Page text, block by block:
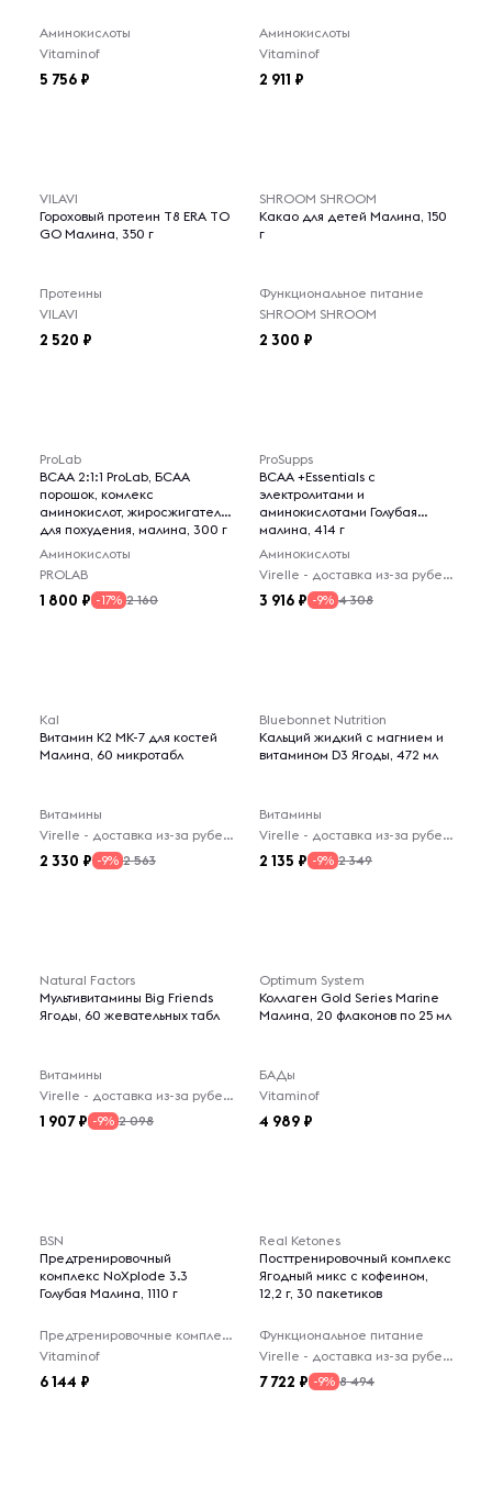
Аминокислоты
Vitaminof
5 756
Аминокислоты
Vitaminof
2 911
VILAVI
Гороховый протеин T8 ERA TO
GO Малина, 350 г
Протеины
VILAVI
2 520
SHROOM SHROOM
Какао для детей Малина, 150
г
Функциональное питание
SHROOM SHROOM
2 300
ProLab
BCAA 2:1:1 ProLab, БСАА
порошок, комлекс
аминокислот, жиросжигатель
для похудения, малина, 300 г
Аминокислоты
PROLAB
1 800 -17% 2 160
ProSupps
BCAA +Essentials с
электролитами и
аминокислотами Голубая
малина, 414 г
Аминокислоты
Virelle - доставка из-за рубежа
3 916 -9% 4 308
Kal
Витамин K2 MK-7 для костей
Малина, 60 микротабл
Витамины
Virelle - доставка из-за рубежа
2 330 -9% 2 563
Bluebonnet Nutrition
Кальций жидкий с магнием и
витамином D3 Ягоды, 472 мл
Витамины
Virelle - доставка из-за рубежа
2 135 -9% 2 349
Natural Factors
Мультивитамины Big Friends
Ягоды, 60 жевательных табл
Витамины
Virelle - доставка из-за рубежа
1 907 -9% 2 098
Optimum System
Коллаген Gold Series Marine
Малина, 20 флаконов по 25 мл
БАДы
Vitaminof
4 989
BSN
Предтренировочный
комплекс NoXplode 3.3
Голубая Малина, 1110 г
Предтренировочные комплексы
Vitaminof
6 144
Real Ketones
Посттренировочный комплекс
Ягодный микс с кофеином,
12,2 г, 30 пакетиков
Функциональное питание
Virelle - доставка из-за рубежа
7 722 -9% 8 494